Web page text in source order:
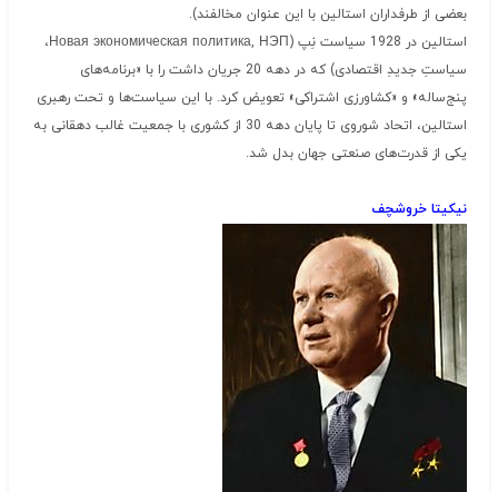
بعضی از طرفداران استالین با این عنوان مخالفند).
استالین در 1928 سیاست نِپ (Новая экономическая политика, НЭП،
سیاستِ جدیدِ اقتصادی) که در دهه 20 جریان داشت را با «برنامه‌های
پنج‌ساله» و «کشاورزی اشتراکی» تعویض کرد. با این سیاست‌ها و تحت رهبری
استالین، اتحاد شوروی تا پایان دهه 30 از کشوری با جمعیت غالب دهقانی به
یکی از قدرت‌های صنعتی جهان بدل شد.
نیکیتا خروشچف